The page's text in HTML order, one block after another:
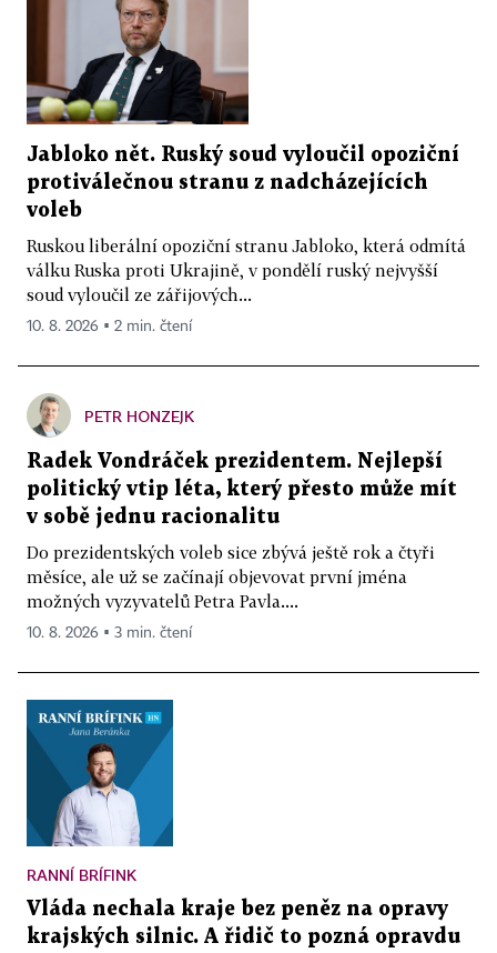
Jabloko nět. Ruský soud vyloučil opoziční
protiválečnou stranu z nadcházejících
voleb
Ruskou liberální opoziční stranu Jabloko, která odmítá
válku Ruska proti Ukrajině, v pondělí ruský nejvyšší
soud vyloučil ze zářijových...
10. 8. 2026 ▪ 2 min. čtení
PETR HONZEJK
Radek Vondráček prezidentem. Nejlepší
politický vtip léta, který přesto může mít
v sobě jednu racionalitu
Do prezidentských voleb sice zbývá ještě rok a čtyři
měsíce, ale už se začínají objevovat první jména
možných vyzyvatelů Petra Pavla....
10. 8. 2026 ▪ 3 min. čtení
RANNÍ BRÍFINK
Vláda nechala kraje bez peněz na opravy
krajských silnic. A řidič to pozná opravdu